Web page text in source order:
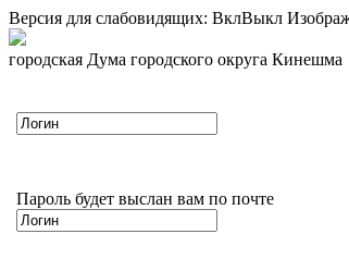
Версия для слабовидящих: ВклВыкл
городская Дума городского округа Кинешма
Пароль будет выслан вам по почте